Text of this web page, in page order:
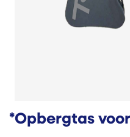
*Opbergtas